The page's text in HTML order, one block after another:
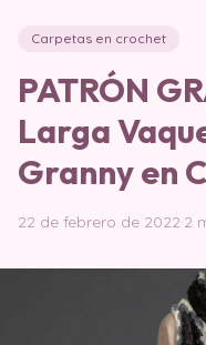
Carpetas en crochet
PATRÓN
Larga
Granny en
22 de febrero de 2022·2